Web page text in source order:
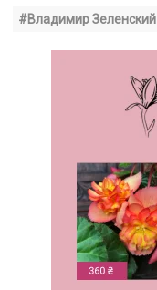
#Владимир Зеленский